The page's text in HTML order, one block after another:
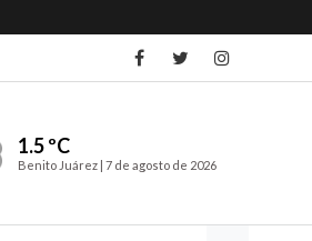
1.5 ºC
Benito Juárez | 7 de agosto de 2026